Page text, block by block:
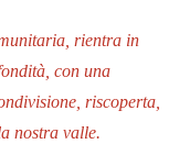
rientra in
con una
riscoperta,
nostra valle.